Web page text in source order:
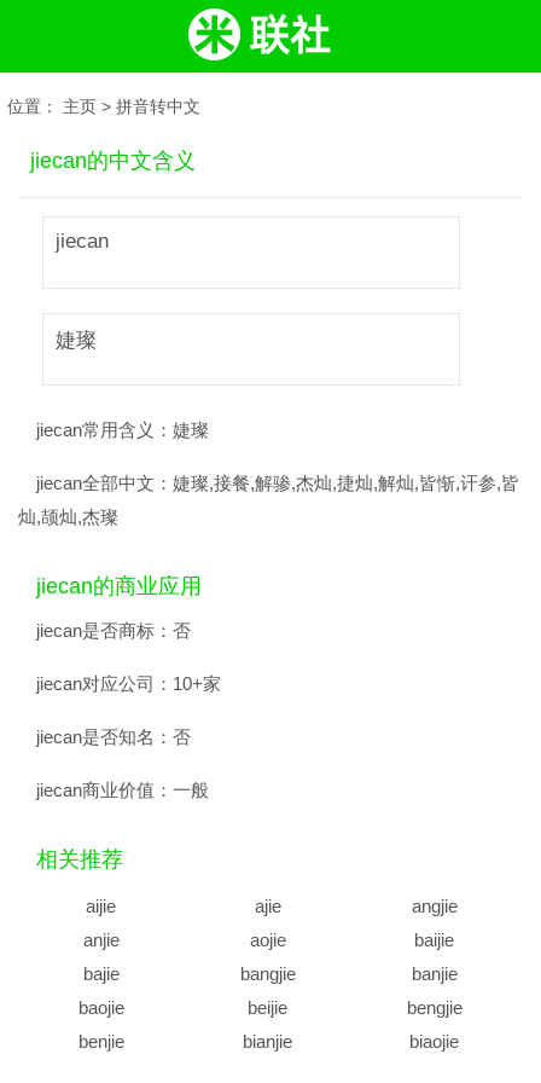
位置： 主页 > 拼音转中文
jiecan的中文含义
jiecan
婕璨
jiecan常用含义： 婕璨
jiecan全部中文： 婕璨,接餐,解骖,杰灿,捷灿,解灿,皆惭,讦参,皆
灿,颉灿,杰璨
jiecan的商业应用
jiecan是否商标： 否
jiecan对应公司： 10+家
jiecan是否知名： 否
jiecan商业价值： 一般
相关推荐
aijie ajie
angjie
anjie
aojie
baijie
bajie
bangjie
banjie
baojie
beijie
bengjie
benjie
bianjie
biaojie